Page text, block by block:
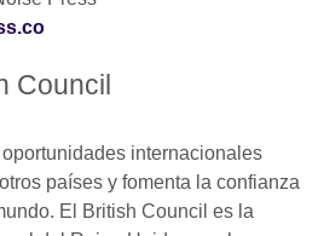
Council
internacionales
países y fomenta la confianza
El British Council es la